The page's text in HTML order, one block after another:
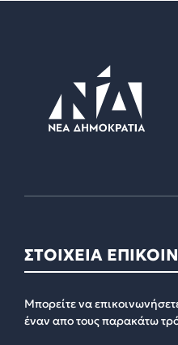
ΣΤΟΙΧΕΙΑ
Μπορείτε να
έναν απο τους παρακάτω